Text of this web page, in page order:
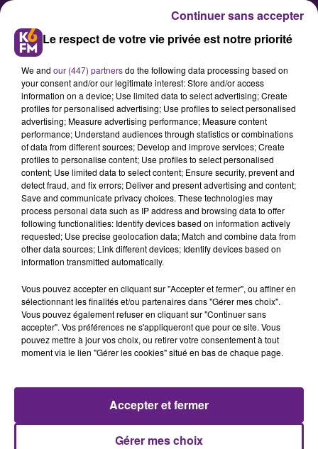
Genlis : un spectacle
d’improvisation par l’Alibi ce
vendredi à l’Odéon
Ce vendredi 13 septembre, à 20h, la
troupe de théâtre d'improvisation
l'Alibi propose une représentation à
rencontré Louise Lamarre et Laure
Noirot, de la troupe, quelques
heures avant de monter sur scène.
Le respect de votre vie privée est notre priorité
We and our (447) partnersdo the following data processing based on
your consent and/or our legitimate interest: Store and/or access
information on a device; Use limited data to select advertising; Create
profiles for personalised advertising; Use profiles to select personalised
advertising; Measure advertising performance; Measure content
performance; Understand audiences through statistics or combinations
of data from different sources; Develop and improve services; Create
profiles to personalise content; Use profiles to select personalised
content; Use limited data to select content; Ensure security, prevent and
detect fraud, and fix errors; Deliver and present advertising and content;
Save and communicate privacy choices. These technologies may
process personal data such as IP address and browsing data to offer
following functionalities: Identify devices based on information actively
requested; Use precise geolocation data; Match and combine data from
other data sources; Link different devices; Identify devices based on
information transmitted automatically.
Vous pouvez accepter en cliquant sur "Accepter et fermer", ou affiner en
sélectionnant les finalités et/ou partenaires dans "Gérer mes choix".
Vous pouvez également refuser en cliquant sur "Continuer sans
accepter". Vos préférences ne s'appliqueront que pour ce site. Vous
pouvez mettre à jour vos choix, ou retirer votre consentement à tout
moment via le lien "Gérer les cookies" situé en bas de chaque page.
Gérer mes choix
Accepter et fermer
Continuer sans accepter